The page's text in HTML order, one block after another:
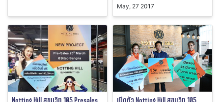
May, 27 2017